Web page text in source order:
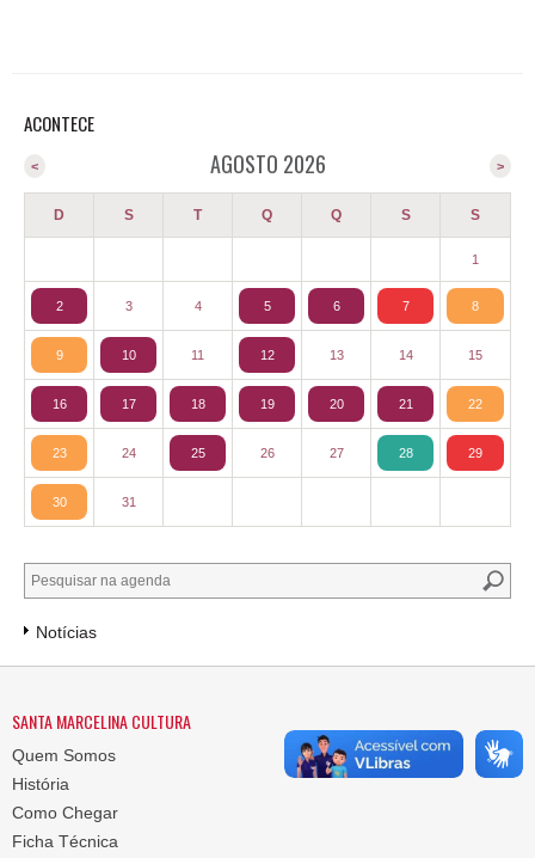
ACONTECE
AGOSTO 2026 >
<
D S T Q Q S S
1
2 3 4 5 6 7 8
9 10 11 12 13 14 15
16 17 18 19 20 21 22
23 24 25 26 27 28 29
30 31
Notícias
SANTA MARCELINA CULTURA
Quem Somos
História
Como Chegar
Ficha Técnica